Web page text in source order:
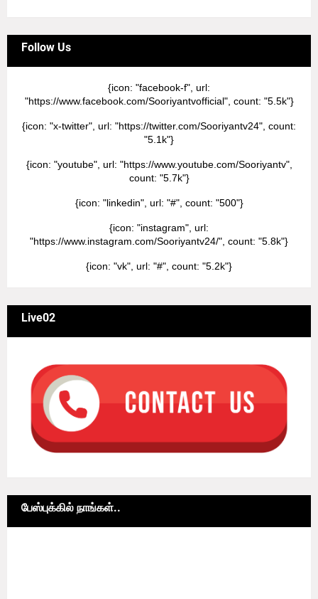
Follow Us
{icon: "facebook-f", url:
"https://www.facebook.com/Sooriyantvofficial", count: "5.5k"}
{icon: "x-twitter", url: "https://twitter.com/Sooriyantv24", count:
"5.1k"}
{icon: "youtube", url: "https://www.youtube.com/Sooriyantv",
count: "5.7k"}
{icon: "linkedin", url: "#", count: "500"}
{icon: "instagram", url:
"https://www.instagram.com/Sooriyantv24/", count: "5.8k"}
{icon: "vk", url: "#", count: "5.2k"}
Live02
பேஸ்புக்கில் நாங்கள்..